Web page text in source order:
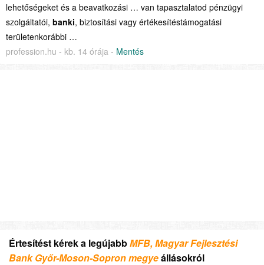
lehetőségeket és a beavatkozási … van tapasztalatod pénzügyi
szolgáltatói, banki, biztosítási vagy értékesítéstámogatási
területenkorábbi …
profession.hu - kb. 14 órája - Mentés
Értesítést kérek a legújabbMFB, Magyar Fejlesztési
Bank Győr-Moson-Sopron megyeállásokról